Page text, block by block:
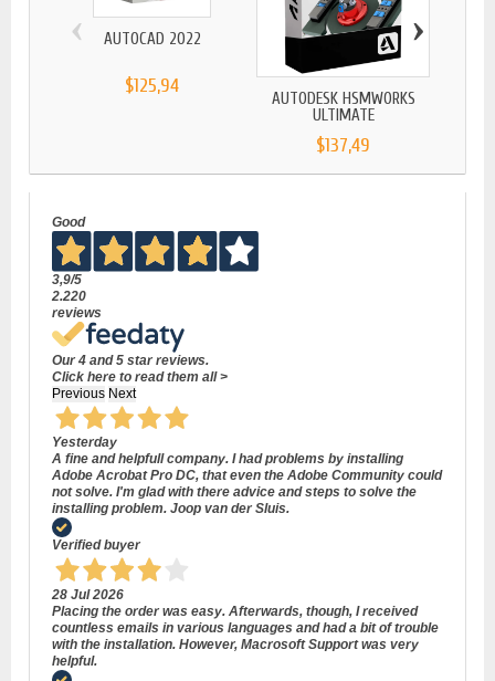
AUTOCAD 2022
$125,94
AUTODESK HSMWORKS
ULTIMATE
$137,49
‹ ›
Good
3,9/5
2.220
reviews
Our 4 and 5 star reviews.
Click here to read them all >
Previous Next
Yesterday
A fine and helpfull company. I had problems by installing
Adobe Acrobat Pro DC, that even the Adobe Community could
not solve. I'm glad with there advice and steps to solve the
installing problem. Joop van der Sluis.
Verified buyer
28 Jul 2026
Placing the order was easy. Afterwards, though, I received
countless emails in various languages and had a bit of trouble
with the installation. However, Macrosoft Support was very
helpful.